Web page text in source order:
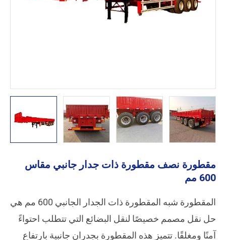
مقطورة نصف مقطورة ذات جدار جانبي مقاس
600 مم
المقطورة شبه المقطورة ذات الجدار الجانبي 600 مم هي
حل نقل مصمم خصيصًا لنقل البضائع التي تتطلب احتواءً
آمنًا ومغلقًا. تتميز هذه المقطورة بجدران جانبية بارتفاع